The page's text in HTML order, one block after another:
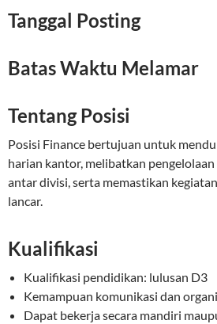
Tanggal Posting
Batas Waktu Melamar
Tentang Posisi
Posisi Finance bertujuan untuk
harian kantor, melibatkan
antar divisi, serta memastikan
lancar.
Kualifikasi
Kualifikasi pendidikan: lulusan D3
Kemampuan komunikasi dan
Dapat bekerja secara mandiri